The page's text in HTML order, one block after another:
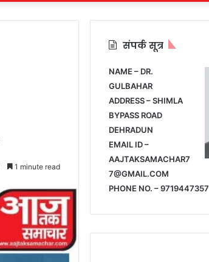
1 minute read
संपर्क सूत्र
NAME – DR.
GULBAHAR
ADDRESS – SHIMLA
BYPASS ROAD
DEHRADUN
EMAIL ID –
AAJTAKSAMACHAR7
7@GMAIL.COM
PHONE NO. – 9719447357